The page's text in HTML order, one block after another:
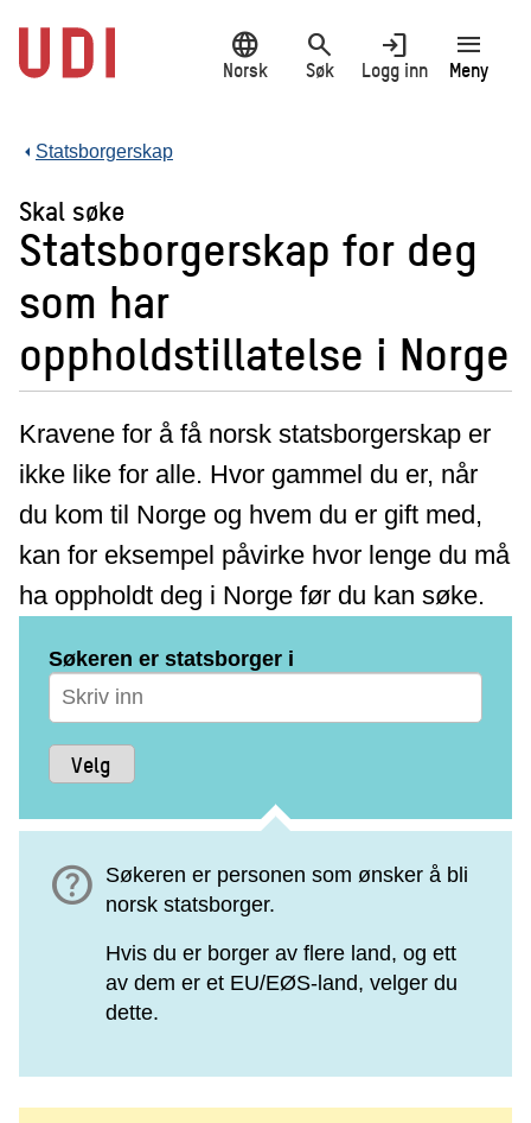
hovedinnhold
language
Norsk
search
Søk
login
Logg inn
menu
Meny
Statsborgerskap
Skal søke
Statsborgerskap for deg
som har
oppholdstillatelse i Norge
Kravene for å få norsk statsborgerskap er
ikke like for alle. Hvor gammel du er, når
du kom til Norge og hvem du er gift med,
kan for eksempel påvirke hvor lenge du må
ha oppholdt deg i Norge før du kan søke.
Søkeren er statsborger i
help Søkeren er personen som ønsker å bli
norsk statsborger.
Hvis du er borger av flere land, og ett
av dem er et EU/EØS-land, velger du
dette.